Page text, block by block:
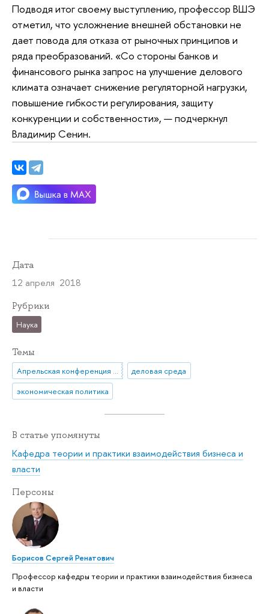
Подводя итог своему выступлению, профессор ВШЭ
отметил, что усложнение внешней обстановки не
дает повода для отказа от рыночных принципов и
ряда преобразований. «Со стороны банков и
финансового рынка запрос на улучшение делового
климата означает снижение регуляторной нагрузки,
повышение гибкости регулирования, защиту
конкуренции и собственности», — подчеркнул
Владимир Сенин.
Дата
12 апреля 2018
Рубрики
Наука
Темы
Апрельская конференция ВШЭ
деловая среда
экономическая политика
В статье упомянуты
Кафедра теории и практики взаимодействия бизнеса и
власти
Персоны
Борисов Сергей Ренатович
Профессор кафедры теории и практики взаимодействия бизнеса
и власти